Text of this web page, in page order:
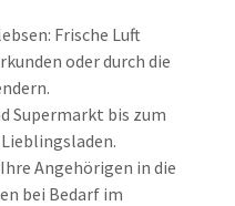
Frische Luft
oder durch die
Supermarkt bis zum
Angehörigen in die
bei Bedarf im